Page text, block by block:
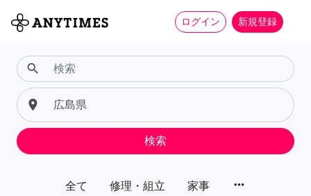
ログイン 新規登録
全て 修理・組立 家事 more_horiz
search
place
検索